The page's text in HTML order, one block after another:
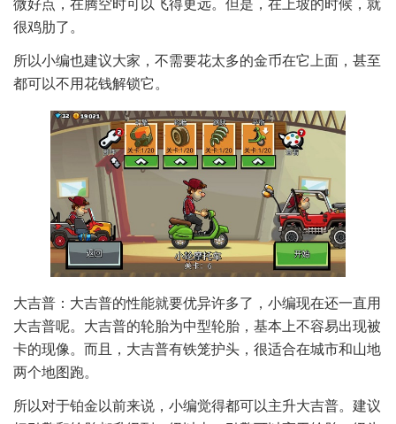
微好点，在腾空时可以飞得更远。但是，在上坡的时候，就
很鸡肋了。
所以小编也建议大家，不需要花太多的金币在它上面，甚至
都可以不用花钱解锁它。
大吉普：大吉普的性能就要优异许多了，小编现在还一直用
大吉普呢。大吉普的轮胎为中型轮胎，基本上不容易出现被
卡的现像。而且，大吉普有铁笼护头，很适合在城市和山地
两个地图跑。
所以对于铂金以前来说，小编觉得都可以主升大吉普。建议